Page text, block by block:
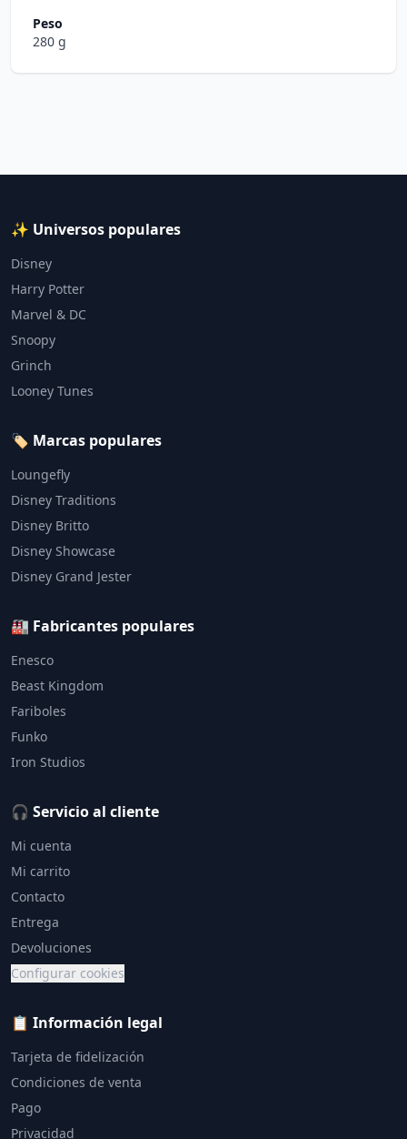
Peso
280 g
✨ Universos populares
Disney
Harry Potter
Marvel & DC
Snoopy
Grinch
Looney Tunes
🏷️ Marcas populares
Loungefly
Disney Traditions
Disney Britto
Disney Showcase
Disney Grand Jester
🏭 Fabricantes populares
Enesco
Beast Kingdom
Fariboles
Funko
Iron Studios
🎧 Servicio al cliente
Mi cuenta
Mi carrito
Contacto
Entrega
Devoluciones
Configurar cookies
📋 Información legal
Tarjeta de fidelización
Condiciones de venta
Pago
Privacidad